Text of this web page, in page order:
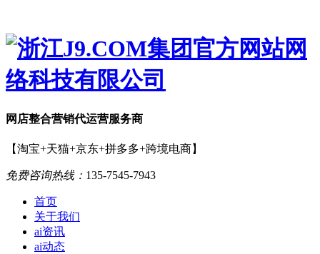
网店整合营销代运营服务商
【淘宝+天猫+京东+拼多多+跨境电商】
免费咨询热线： 135-7545-7943
首页
关于我们
ai资讯
ai动态